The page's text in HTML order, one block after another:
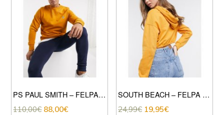
PS PAUL SMITH – FELPA GIROCOLLO CON LOGO CON ZEBRA COLORE SENAPE-GIALLO
110,00€ 88,00€
SOUTH BEACH – FELPA CORTA GIALLA CON CAPPUCCIO-GIALLO
24,99€ 19,95€